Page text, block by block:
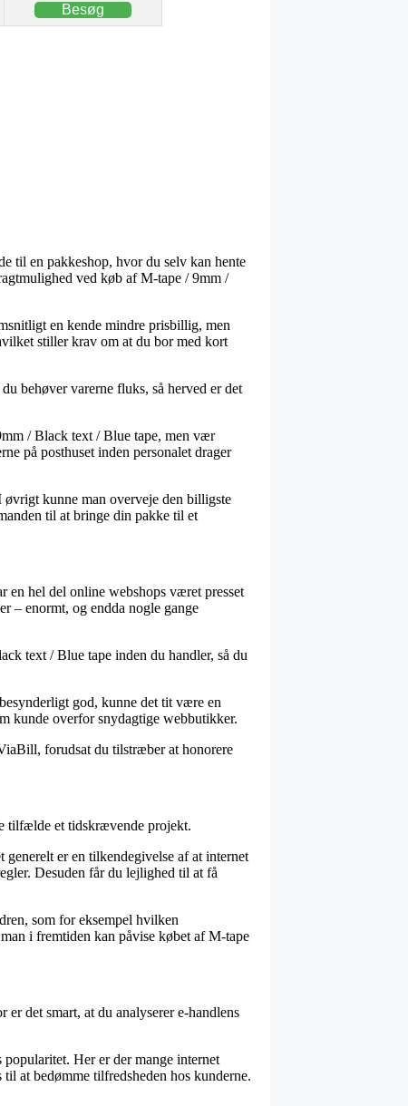
Besøg
til en pakkeshop, hvor du selv kan hente
ved køb af M-tape / 9mm /
en kende mindre prisbillig, men
stiller krav om at du bor med kort
behøver varerne fluks, så herved er det
/ Black text / Blue tape, men vær
på posthuset inden personalet drager
kunne man overveje den billigste
til at bringe din pakke til et
en hel del online webshops været presset
– enormt, og endda nogle gange
text / Blue tape inden du handler, så du
god, kunne det tit være en
kunde overfor snydagtige webbutikker.
forudsat du tilstræber at honorere
tilfælde et tidskrævende projekt.
er en tilkendegivelse af at internet
Desuden får du lejlighed til at få
som for eksempel hvilken
i fremtiden kan påvise købet af M-tape
det smart, at du analyserer e-handlens
Her er der mange internet
at bedømme tilfredsheden hos kunderne.